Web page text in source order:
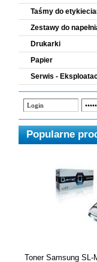
Taśmy do
Zestawy do
Drukarki
Papier
Serwis -
Popularne
Toner Samsung SL-